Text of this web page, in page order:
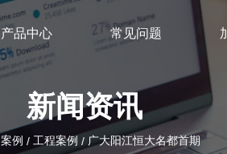
产品中心 常见问题
新闻资讯
案例 / 工程案例 / 广大阳江恒大名都首期